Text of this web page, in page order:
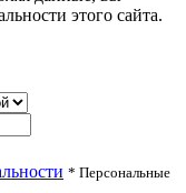
этого сайта.
* Персональные